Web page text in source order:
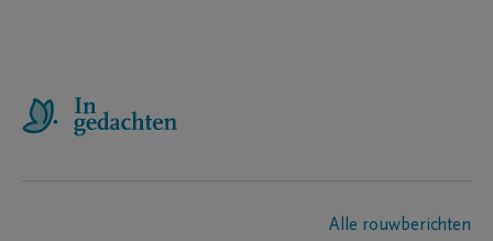
Alle rouwberichten